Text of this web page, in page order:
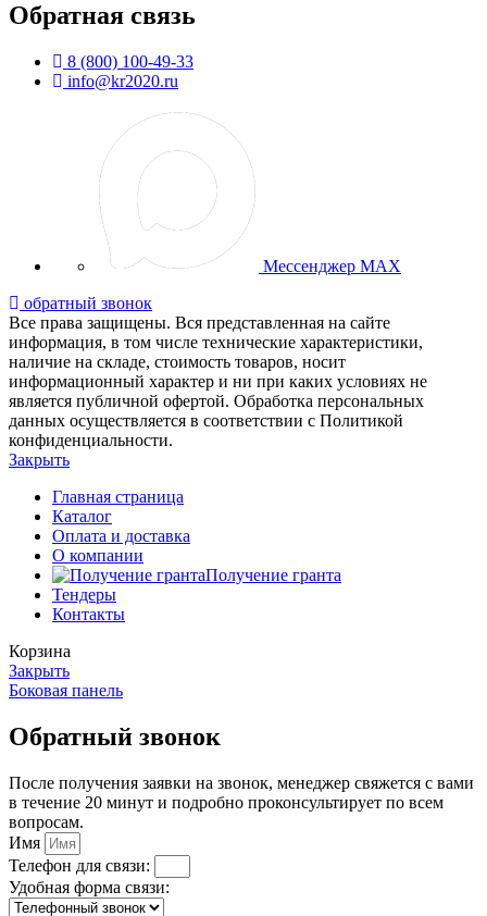
Обратная связь
8 (800) 100-49-33
info@kr2020.ru
Мессенджер MAX
обратный звонок
Все права защищены. Вся представленная на сайте
информация, в том числе технические характеристики,
наличие на складе, стоимость товаров, носит
информационный характер и ни при каких условиях не
является публичной офертой. Обработка персональных
данных осуществляется в соответствии с Политикой
конфиденциальности.
Закрыть
Главная страница
Каталог
Оплата и доставка
О компании
Получение гранта
Тендеры
Контакты
Корзина
Закрыть
Боковая панель
Обратный звонок
После получения заявки на звонок, менеджер свяжется с вами
в течение 20 минут и подробно проконсультирует по всем
вопросам.
Имя
Телефон для связи:
Удобная форма связи: